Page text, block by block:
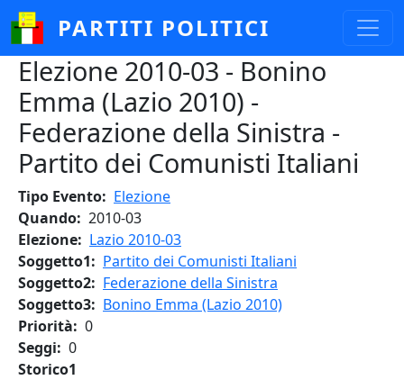
Salta al contenuto principale
PARTITI POLITICI
Elezione 2010-03 - Bonino
Emma (Lazio 2010) -
Federazione della Sinistra -
Partito dei Comunisti Italiani
Tipo Evento
Elezione
Quando 2010-03
Elezione
Lazio 2010-03
Soggetto1
Partito dei Comunisti Italiani
Soggetto2
Federazione della Sinistra
Soggetto3
Bonino Emma (Lazio 2010)
Priorità
0
Seggi
0
Storico1